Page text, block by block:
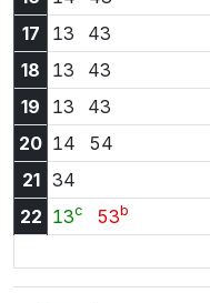
17
13 17:13
43
18
13 18:13
43
19
13 19:13
43
20 14 20:14
54
21 34
22 13c 22:13
53b